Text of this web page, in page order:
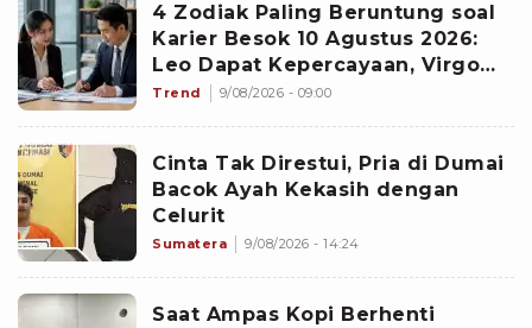
4 Zodiak Paling Beruntung soal
Karier Besok 10 Agustus 2026:
Leo Dapat Kepercayaan, Virgo
Makin Diperhitungkan
Trend 9/08/2026 - 09:00
Cinta Tak Direstui, Pria di Dumai
Bacok Ayah Kekasih dengan
Celurit
Sumatera 9/08/2026 - 14:24
Saat Ampas Kopi Berhenti